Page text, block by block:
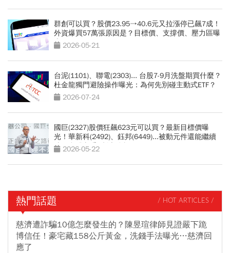
群創可以買？股價23.95→40.6元又拉漲停已飆7成！
外資爆買57萬張原因是？目標價、支撐價、壓力區曝
光 2026-05-21
台泥(1101)、聯電(2303)... 台股7-9月洗盤期買什麼？
杜金龍獨門避險操作曝光：為何先別碰主動式ETF？
2026-07-24
國巨(2327)股價狂飆623元可以買？最新目標價曝
光！華新科(2492)、鈺邦(6449)...被動元件還能繼續
噴？台股老手3劇本分析
2026-05-22
熱門話題 / HOT ARTICLES /
慈濟遭詐騙10億怎麼發生的？陳昱瑄律師見證嚴下跪
博信任！豪宅藏158公斤黃金，洗錢手法曝光…慈濟回
應了